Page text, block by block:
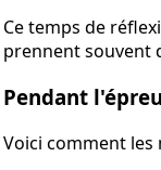
Ce temps de
prennent souvent
Pendant
Voici comment